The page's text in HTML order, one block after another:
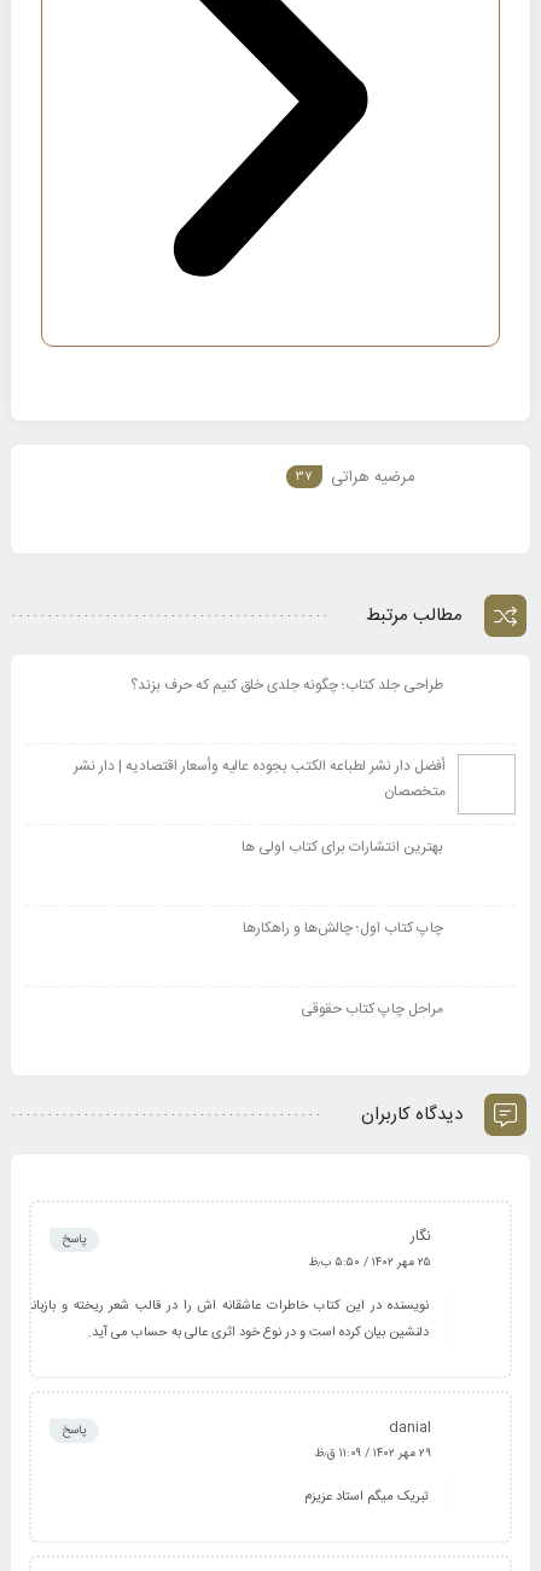
مرضیه هراتی 37
مطالب مرتبط
طراحی جلد کتاب؛ چگونه جلدی خلق کنیم که حرف بزند؟
أفضل دار نشر لطباعه الکتب بجوده عالیه وأسعار اقتصادیه | دار نشر
متخصصان
بهترین انتشارات برای کتاب اولی ها
چاپ کتاب اول؛ چالش‌ها و راهکارها
مراحل چاپ کتاب حقوقی
دیدگاه کاربران
نگار
۲۵ مهر ۱۴۰۲ / ۵:۵۰ ب٫ظ
پاسخ
نویسنده در این کتاب خاطرات عاشقانه اش را در قالب شعر ریخته و بازبانی
دلنشین بیان کرده است و در نوع خود اثری عالی به حساب می آید.
danial
۲۹ مهر ۱۴۰۲ / ۱۱:۰۹ ق٫ظ
پاسخ
تبریک میگم استاد عزیزم